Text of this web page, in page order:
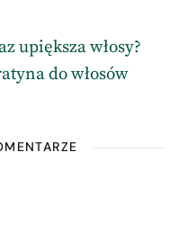
upiększa włosy?
do włosów